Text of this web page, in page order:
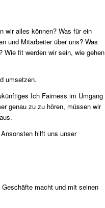
wir alles können? Was für ein
und Mitarbeiter über uns? Was
Wie fit werden wir sein, wie gehen
umsetzen.
Ich Fairness im Umgang
genau zu zu hören, müssen wir
hilft uns unser
macht und mit seinen